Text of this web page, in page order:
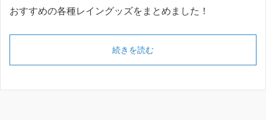
おすすめの各種レイングッズをまとめました！
続きを読む